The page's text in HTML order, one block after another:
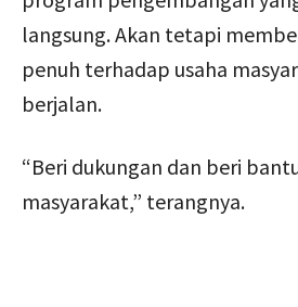
langsung. Akan tetapi
penuh terhadap usaha
berjalan.
“Beri dukungan dan beri
masyarakat,” terangnya.